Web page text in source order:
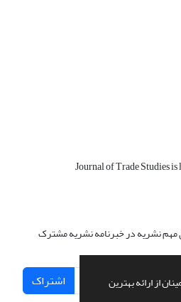
از ارائه بهترین
Journal of Trade Studies
مهم نشریه در خبرنامه نشریه مشترک
اشتراک